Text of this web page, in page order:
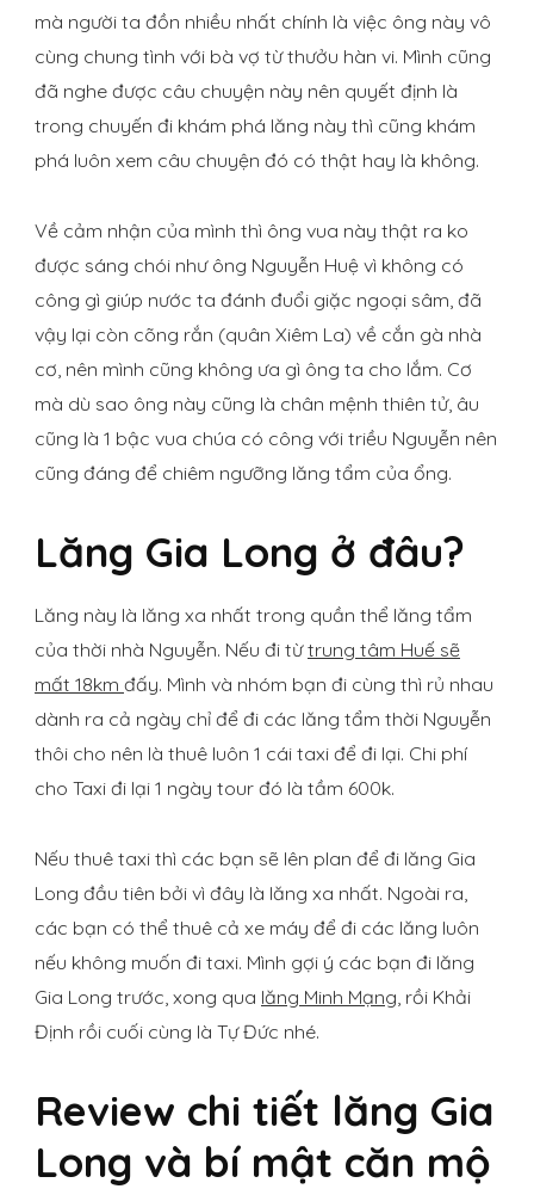
mà người ta đồn nhiều nhất chính là việc ông này vô
cùng chung tình với bà vợ từ thưởu hàn vi. Mình cũng
đã nghe được câu chuyện này nên quyết định là
trong chuyến đi khám phá lăng này thì cũng khám
phá luôn xem câu chuyện đó có thật hay là không.
Về cảm nhận của mình thì ông vua này thật ra ko
được sáng chói như ông Nguyễn Huệ vì không có
công gì giúp nước ta đánh đuổi giặc ngoại sâm, đã
vậy lại còn cõng rắn (quân Xiêm La) về cắn gà nhà
cơ, nên mình cũng không ưa gì ông ta cho lắm. Cơ
mà dù sao ông này cũng là chân mệnh thiên tử, âu
cũng là 1 bậc vua chúa có công với triều Nguyễn nên
cũng đáng để chiêm ngưỡng lăng tẩm của ổng.
Lăng Gia Long ở đâu?
Lăng này là lăng xa nhất trong quần thể lăng tẩm
của thời nhà Nguyễn. Nếu đi từtrung tâm Huế sẽ
mất 18km đấy. Mình và nhóm bạn đi cùng thì rủ nhau
dành ra cả ngày chỉ để đi các lăng tẩm thời Nguyễn
thôi cho nên là thuê luôn 1 cái taxi để đi lại. Chi phí
cho Taxi đi lại 1 ngày tour đó là tầm 600k.
Nếu thuê taxi thì các bạn sẽ lên plan để đi lăng Gia
Long đầu tiên bởi vì đây là lăng xa nhất. Ngoài ra,
các bạn có thể thuê cả xe máy để đi các lăng luôn
nếu không muốn đi taxi. Mình gợi ý các bạn đi lăng
Gia Long trước, xong qua lăng Minh Mạng, rồi Khải
Định rồi cuối cùng là Tự Đức nhé.
Review chi tiết lăng Gia
Long và bí mật căn mộ